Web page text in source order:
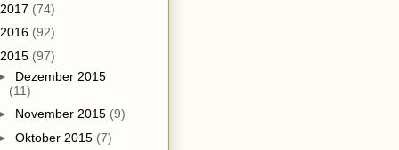
2017 (74)
2016 (92)
2015 (97)
Dezember 2015
(11)
November 2015 (9)
Oktober 2015 (7)